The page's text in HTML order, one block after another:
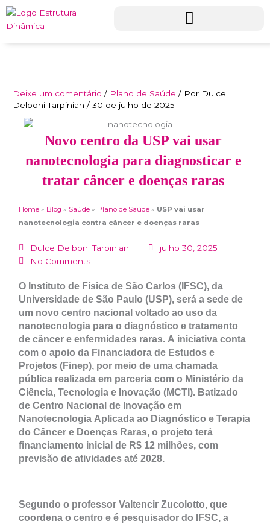
conteúdo
Deixe um comentário / Plano de Saúde / Por Dulce
Delboni Tarpinian/30 de julho de 2025
Novo centro da USP vai usar
nanotecnologia para diagnosticar e
tratar câncer e doenças raras
Home » Blog » Saúde » Plano de Saúde » USP vai usar
nanotecnologia contra câncer e doenças raras
Dulce Delboni Tarpinian
julho 30, 2025
No Comments
O Instituto de Física de São Carlos (IFSC), da
Universidade de São Paulo (USP), será a sede de
um novo centro nacional voltado ao uso da
nanotecnologia para o diagnóstico e tratamento
de câncer e enfermidades raras. A iniciativa conta
com o apoio da Financiadora de Estudos e
Projetos (Finep), por meio de uma chamada
pública realizada em parceria com o Ministério da
Ciência, Tecnologia e Inovação (MCTI). Batizado
de Centro Nacional de Inovação em
Nanotecnologia Aplicada ao Diagnóstico e Terapia
do Câncer e Doenças Raras, o projeto terá
financiamento inicial de R$ 12 milhões, com
previsão de atividades até 2028.
Segundo o professor Valtencir Zucolotto, que
coordena o centro e é pesquisador do IFSC, a